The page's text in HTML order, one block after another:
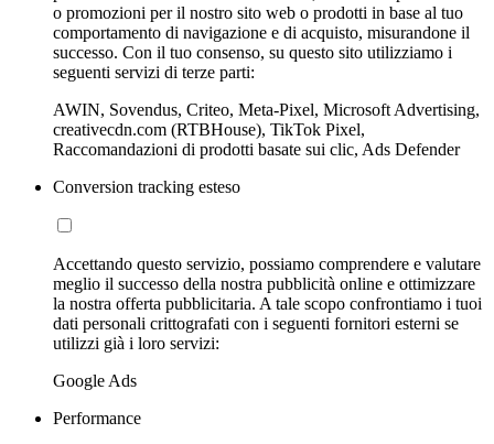
o promozioni per il nostro sito web o prodotti in base al tuo
comportamento di navigazione e di acquisto, misurandone il
successo. Con il tuo consenso, su questo sito utilizziamo i
seguenti servizi di terze parti:
AWIN, Sovendus, Criteo, Meta-Pixel, Microsoft Advertising,
creativecdn.com (RTBHouse), TikTok Pixel,
Raccomandazioni di prodotti basate sui clic, Ads Defender
Conversion tracking esteso
Accettando questo servizio, possiamo comprendere e valutare
meglio il successo della nostra pubblicità online e ottimizzare
la nostra offerta pubblicitaria. A tale scopo confrontiamo i tuoi
dati personali crittografati con i seguenti fornitori esterni se
utilizzi già i loro servizi:
Google Ads
Performance